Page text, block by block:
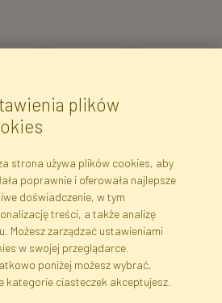
Zapisz się
Regulamin
Polityka Prywatności
Mapa serwisu
plików
strona używa plików cookies, aby
poprawnie i oferowała najlepsze
doświadczenie, w tym
treści, a także analizę
Możesz zarządzać ustawieniami
w swojej przeglądarce.
poniżej możesz wybrać,
kategorie ciasteczek akceptujesz.